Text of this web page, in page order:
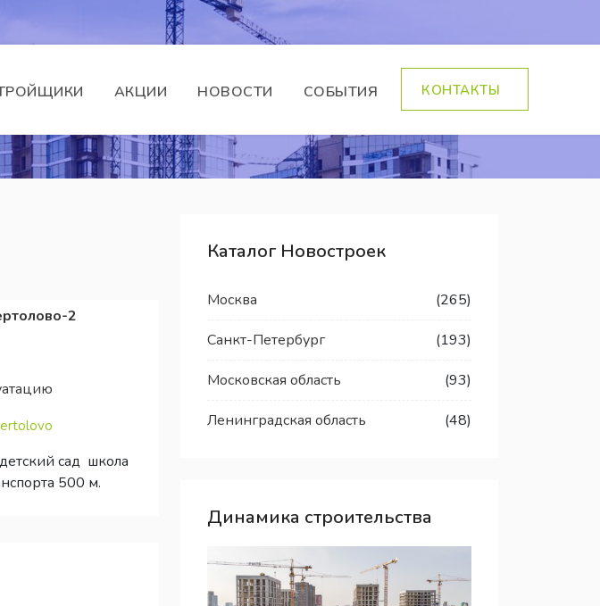
АКЦИИ НОВОСТИ СОБЫТИЯ КОНТАКТЫ
2
детский сад школа
500 м.
Каталог Новостроек
Москва (265)
Санкт-Петербург (193)
Московская область (93)
Ленинградская область (48)
Динамика строительства